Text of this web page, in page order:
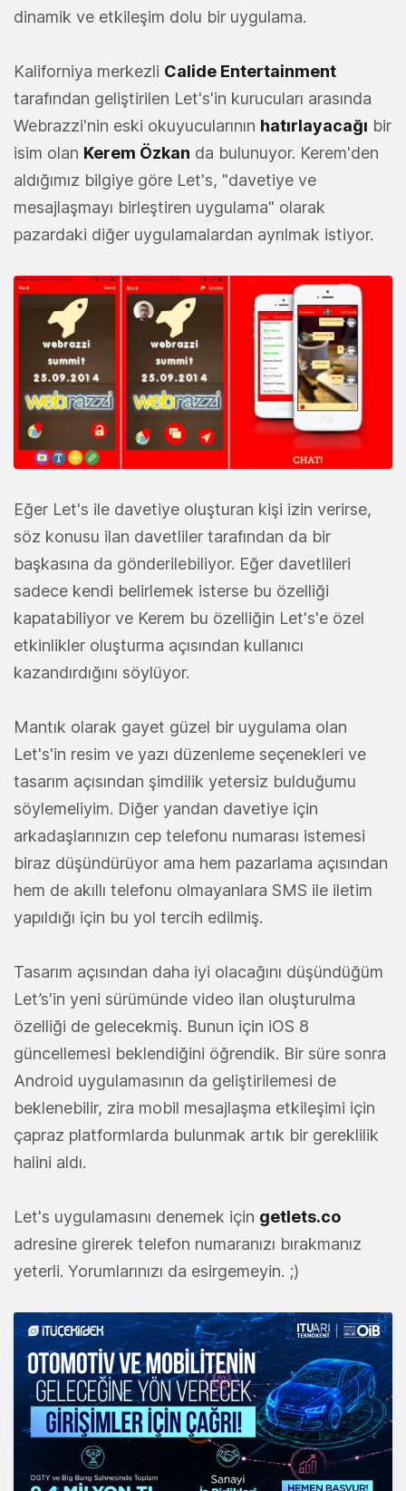
dinamik ve etkileşim dolu bir uygulama.
Kaliforniya merkezli Calide Entertainment
tarafından geliştirilen Let's'in kurucuları arasında
Webrazzi'nin eski okuyucularının hatırlayacağı bir
isim olan Kerem Özkan da bulunuyor. Kerem'den
aldığımız bilgiye göre Let's, "davetiye ve
mesajlaşmayı birleştiren uygulama" olarak
pazardaki diğer uygulamalardan ayrılmak istiyor.
Eğer Let's ile davetiye oluşturan kişi izin verirse,
söz konusu ilan davetliler tarafından da bir
başkasına da gönderilebiliyor. Eğer davetlileri
sadece kendi belirlemek isterse bu özelliği
kapatabiliyor ve Kerem bu özelliğin Let's'e özel
etkinlikler oluşturma açısından kullanıcı
kazandırdığını söylüyor.
Mantık olarak gayet güzel bir uygulama olan
Let's'in resim ve yazı düzenleme seçenekleri ve
tasarım açısından şimdilik yetersiz bulduğumu
söylemeliyim. Diğer yandan davetiye için
arkadaşlarınızın cep telefonu numarası istemesi
biraz düşündürüyor ama hem pazarlama açısından
hem de akıllı telefonu olmayanlara SMS ile iletim
yapıldığı için bu yol tercih edilmiş.
Tasarım açısından daha iyi olacağını düşündüğüm
Let’s'in yeni sürümünde video ilan oluşturulma
özelliği de gelecekmiş. Bunun için iOS 8
güncellemesi beklendiğini öğrendik. Bir süre sonra
Android uygulamasının da geliştirilemesi de
beklenebilir, zira mobil mesajlaşma etkileşimi için
çapraz platformlarda bulunmak artık bir gereklilik
halini aldı.
Let's uygulamasını denemek için getlets.co
adresine girerek telefon numaranızı bırakmanız
yeterli. Yorumlarınızı da esirgemeyin. ;)